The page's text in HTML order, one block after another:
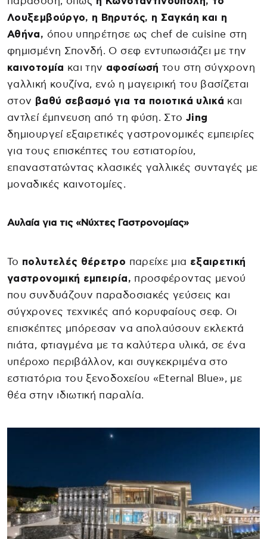
Λουξεμβούργο, η Βηρυτός, η Σαγκάη και η
Αθήνα, όπου υπηρέτησε ως chef de cuisine στη
φημισμένη Σπονδή. Ο σεφ εντυπωσιάζει με την
καινοτομία και την αφοσίωσή του στη σύγχρονη
γαλλική κουζίνα, ενώ η μαγειρική του βασίζεται
στον βαθύ σεβασμό για τα ποιοτικά υλικά και
αντλεί έμπνευση από τη φύση. Στο Jing
δημιουργεί εξαιρετικές γαστρονομικές εμπειρίες
για τους επισκέπτες του εστιατορίου,
επαναστατώντας κλασικές γαλλικές συνταγές με
μοναδικές καινοτομίες.
Αυλαία για τις «Νύχτες Γαστρονομίας»
Το πολυτελές θέρετρο παρείχε μια εξαιρετική
γαστρονομική εμπειρία, προσφέροντας μενού
που συνδυάζουν παραδοσιακές γεύσεις και
σύγχρονες τεχνικές από κορυφαίους σεφ. Οι
επισκέπτες μπόρεσαν να απολαύσουν εκλεκτά
πιάτα, φτιαγμένα με τα καλύτερα υλικά, σε ένα
υπέροχο περιβάλλον, και συγκεκριμένα στο
εστιατόρια του ξενοδοχείου «Eternal Blue», με
θέα στην ιδιωτική παραλία.